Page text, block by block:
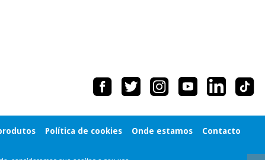
Política de cookies Onde estamos Contacto